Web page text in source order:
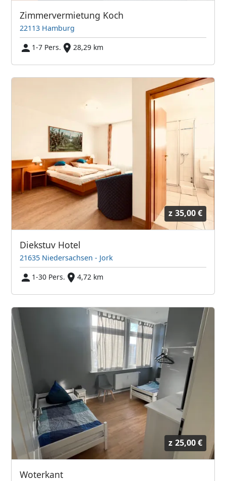
Zimmervermietung Koch
22113 Hamburg
1-7 Pers.
28,29 km
z 35,00 €
Diekstuv Hotel
21635 Niedersachsen - Jork
1-30 Pers.
4,72 km
z 25,00 €
Woterkant